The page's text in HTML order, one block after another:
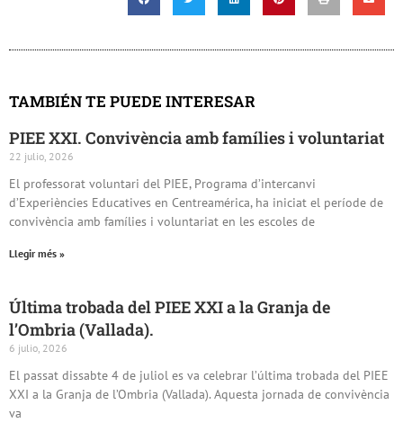
TAMBIÉN TE PUEDE INTERESAR
PIEE XXI. Convivència amb famílies i voluntariat
22 julio, 2026
El professorat voluntari del PIEE, Programa d’intercanvi
d’Experiències Educatives en Centreamérica, ha iniciat el període de
convivència amb famílies i voluntariat en les escoles de
Llegir més »
Última trobada del PIEE XXI a la Granja de
l’Ombria (Vallada).
6 julio, 2026
El passat dissabte 4 de juliol es va celebrar l’última trobada del PIEE
XXI a la Granja de l’Ombria (Vallada). Aquesta jornada de convivència
va